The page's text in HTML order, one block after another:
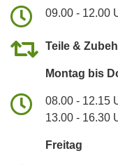
09.00 - 12.00
Teile &
Montag bis
08.00 - 12.15
13.00 - 16.30
Freitag